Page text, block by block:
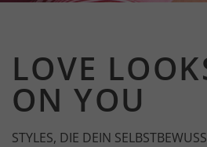
LOVE
ON YOU
STYLES, DIE DEIN